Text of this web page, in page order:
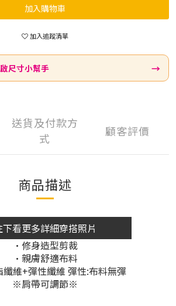
加入購物車
加入追蹤清單
尺寸小幫手 →
送貨及付款方
式
顧客評價
商品描述
下看更多詳細穿搭照片
•修身造型剪裁
•親膚舒適布料
纖維+彈性纖維 彈性:布料無彈
※肩帶可調節※